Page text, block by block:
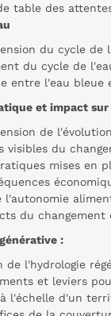
table des
du cycle de
du cycle de
entre l'eau bleue
et impact sur
de
visibles du
mises en
l'autonomie
du
:
de l'hydrologie
et leviers
à l'échelle d'un